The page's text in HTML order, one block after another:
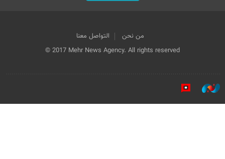
من نحن
التواصل معنا
© 2017 Mehr News Agency. All rights reserved